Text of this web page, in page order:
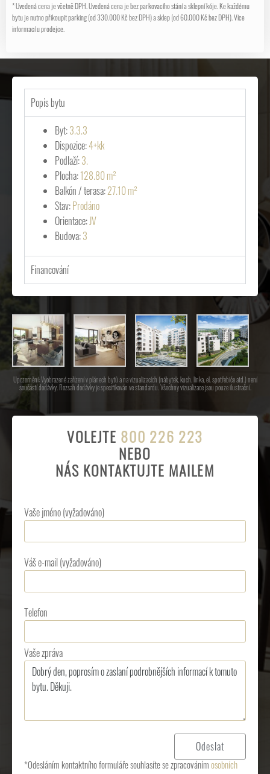
* Uvedená cena je včetně DPH. Uvedená cena je bez parkovacího stání a sklepní kóje. Ke každému
bytu je nutno přikoupit parking (od 330.000 Kč bez DPH) a sklep (od 60.000 Kč bez DPH). Více
informací u prodejce.
Popis bytu
Byt:3.3.3
Dispozice:4+kk
Podlaží:3.
Plocha:128.80 m²
Balkón / terasa:27.10 m²
Stav:Prodáno
Orientace:JV
Budova:3
Financování
Upozornění: Vyobrazené zařízení v plánech bytů a na vizualizacích (nábytek, kuch. linka, el. spotřebiče atd.) není
součástí dodávky. Rozsah dodávky je specifikován ve standardu. Všechny vizualizace jsou pouze ilustrační.
VOLEJTE 800 226 223
NEBO
NÁS KONTAKTUJTE MAILEM
Vaše jméno (vyžadováno)
Váš e-mail (vyžadováno)
Telefon
Vaše zpráva
*Odesláním kontaktního formuláře souhlasíte se zpracovánímosobních